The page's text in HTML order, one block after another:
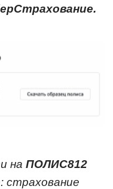
на ПОЛИС812
страхование